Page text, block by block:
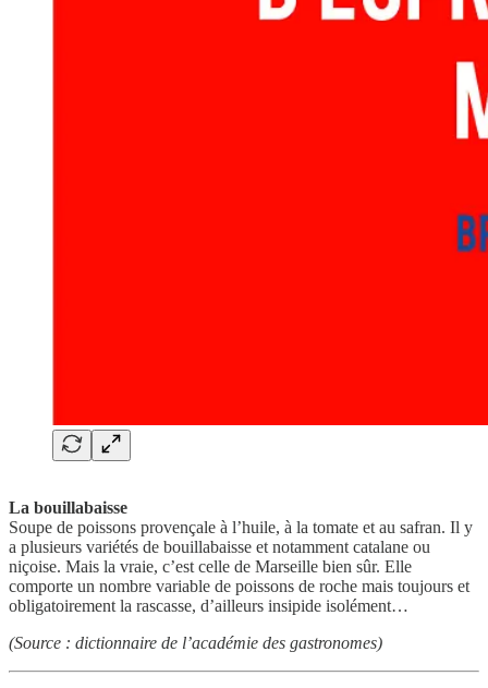
La bouillabaisse
Soupe de poissons provençale à l’huile, à la tomate et au safran. Il y
a plusieurs variétés de bouillabaisse et notamment catalane ou
niçoise. Mais la vraie, c’est celle de Marseille bien sûr. Elle
comporte un nombre variable de poissons de roche mais toujours et
obligatoirement la rascasse, d’ailleurs insipide isolément…
(Source : dictionnaire de l’académie des gastronomes)